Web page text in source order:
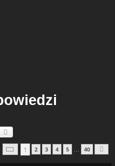
Szukaj
Strona1 40
1 2 3 4 5 40